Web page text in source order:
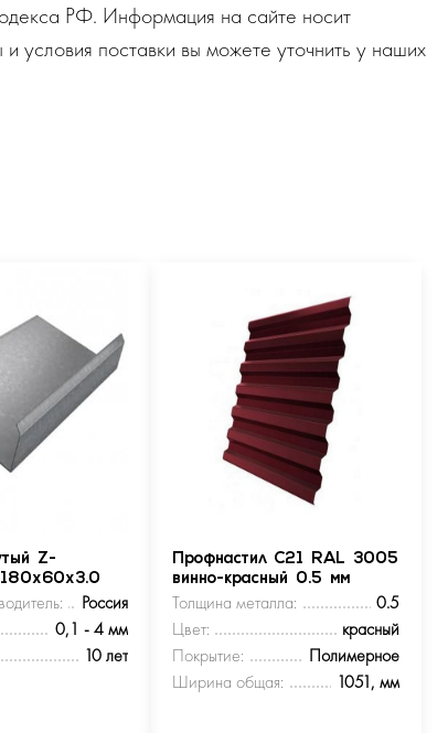
РФ. Информация на сайте носит
условия поставки вы можете уточнить у наших
Z-
Россия
0,1 - 4 мм
10 лет
Профнастил С21 RAL 3005
винно-красный 0.5 мм
Толщина металла:
0.5
Цвет:
красный
Покрытие:
Полимерное
Ширина общая:
1051, мм